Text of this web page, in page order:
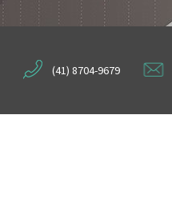
(41) 8704-9679